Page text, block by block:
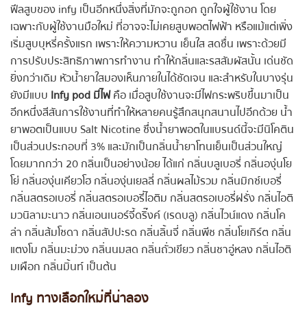
ฟีลสูบของ infy เป็นอีกหนึ่งสิ่งที่มักจะถูกอก ถูกใจผู้ใช้งาน โดย
เฉพาะกับผู้ใช้งานมือใหม่ ที่อาจจะไม่เคยสูบพอตไฟฟ้า หรือแม้แต่เพิ่ง
เริ่มสูบบุหรี่ครั้งแรก เพราะให้ความหวาน เย็นใส สดชื่น เพราะด้วยมี
การปรับประสิทธิภาพการทำงาน ทำให้กลิ่นและรสสัมผัสนั้น เด่นชัด
ยิ่งกว่าเดิม หัวน้ำยาใสมองเห็นภายในได้ชัดเจน และสำหรับในบางรุ่น
ยังมีแบบ Infy podมีไฟคือ เมื่อสูบใช้งานจะมีไฟกระพริบขึ้นมาเป็น
อีกหนึ่งสีสันการใช้งานที่ทำให้หลายคนรู้สึกสนุกสนานไปอีกด้วย น้ำ
ยาพอตเป็นแบบ Salt Nicotine ซึ่งน้ำยาพอตในแบรนด์นี้จะมีนิโคติน
เป็นส่วนประกอบที่ 3% และมักเป็นกลิ่นน้ำยาโทนเย็นเป็นส่วนใหญ่
โดยมากกว่า 20 กลิ่นเป็นอย่างน้อย ได้แก่ กลิ่นบลูเบอรี่ กลิ่นองุ่นโย
โย่ กลิ่นองุ่นเคียวโฮ กลิ่นองุ่นเยลลี่ กลิ่นผลไม้รวม กลิ่นมิกซ์เบอรี่
กลิ่นสตรอเบอรี่ กลิ่นสตรอเบอรี่ไอติม กลิ่นสตรอเบอรี่ฝรั่ง กลิ่นไอติ
มวนิลามะนาว กลิ่นเอนเนอร์จี้ดริ๊งค์ (เรดบลู) กลิ่นไวน์แดง กลิ่นโค
ล่า กลิ่นส้มโซดา กลิ่นสัปปะรด กลิ่นลิ้นจี่ กลิ่นพีช กลิ่นโยเกิร์ต กลิ่น
แตงโม กลิ่นมะม่วง กลิ่นนมสด กลิ่นถั่วเขียว กลิ่นชาอู่หลง กลิ่นไอติ
มเผือก กลิ่นมิ้นท์ เป็นต้น
Infy ทางเลือกใหม่ที่น่าลอง